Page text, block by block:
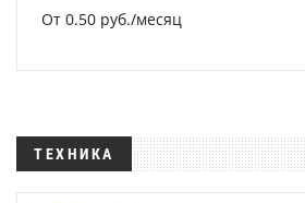
От 0.50 руб./месяц
ТЕХНИКА